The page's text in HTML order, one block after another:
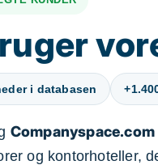
i databasen
Companyspace.com
og kontorhoteller,